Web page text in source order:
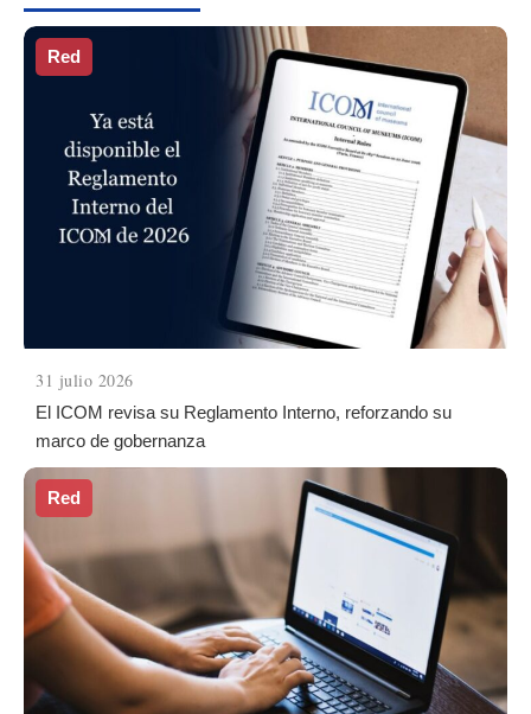
Red
31 julio 2026
El ICOM revisa su Reglamento Interno, reforzando su
marco de gobernanza
Red